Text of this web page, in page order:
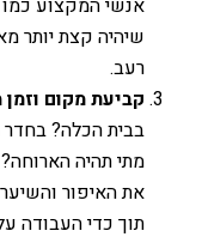
אנשי המקצוע
שיהיה קצת יותר
רעב.
קביעת מקום וזמן
בבית הכלה? בחדר
מתי תהיה
את האיפור
תוך כדי העבודה